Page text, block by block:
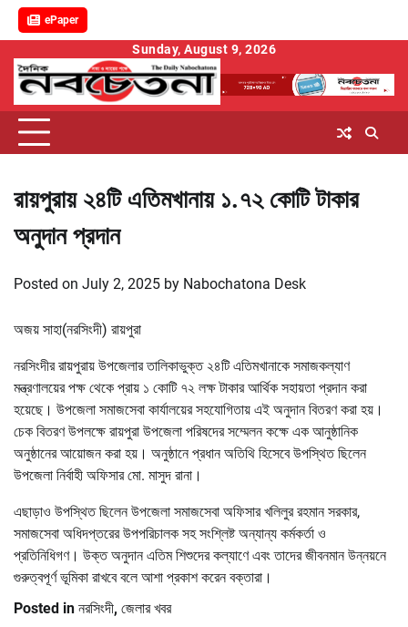
ePaper
content
Sunday, August 9, 2026
রায়পুরায় ২৪টি এতিমখানায় ১.৭২ কোটি টাকার
অনুদান প্রদান
Posted on July 2, 2025 by Nabochatona Desk
অজয় সাহা(নরসিংদী) রায়পুরা
নরসিংদীর রায়পুরায় উপজেলার তালিকাভুক্ত ২৪টি এতিমখানাকে সমাজকল্যাণ
মন্ত্রণালয়ের পক্ষ থেকে প্রায় ১ কোটি ৭২ লক্ষ টাকার আর্থিক সহায়তা প্রদান করা
হয়েছে। উপজেলা সমাজসেবা কার্যালয়ের সহযোগিতায় এই অনুদান বিতরণ করা হয়।
চেক বিতরণ উপলক্ষে রায়পুরা উপজেলা পরিষদের সম্মেলন কক্ষে এক আনুষ্ঠানিক
অনুষ্ঠানের আয়োজন করা হয়। অনুষ্ঠানে প্রধান অতিথি হিসেবে উপস্থিত ছিলেন
উপজেলা নির্বাহী অফিসার মো. মাসুদ রানা।
এছাড়াও উপস্থিত ছিলেন উপজেলা সমাজসেবা অফিসার খলিলুর রহমান সরকার,
সমাজসেবা অধিদপ্তরের উপপরিচালক সহ সংশ্লিষ্ট অন্যান্য কর্মকর্তা ও
প্রতিনিধিগণ। উক্ত অনুদান এতিম শিশুদের কল্যাণে এবং তাদের জীবনমান উন্নয়নে
গুরুত্বপূর্ণ ভূমিকা রাখবে বলে আশা প্রকাশ করেন বক্তারা।
Posted in নরসিংদী, জেলার খবর